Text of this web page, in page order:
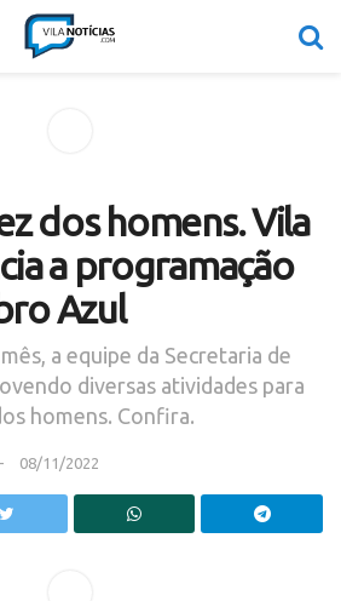
dos homens. Vila
a programação
Azul
a equipe da Secretaria de
diversas atividades para
homens. Confira.
08/11/2022